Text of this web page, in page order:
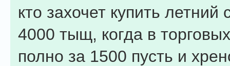
кто захочет купить
4000 тыщ, когда в
полно за 1500 пусть и